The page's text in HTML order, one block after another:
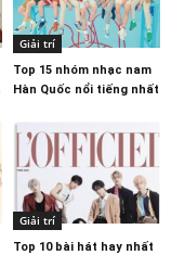
Giải trí
Top 15 nhóm nhạc nam
Hàn Quốc nổi tiếng nhất
Giải trí
Top 10 bài hát hay nhất